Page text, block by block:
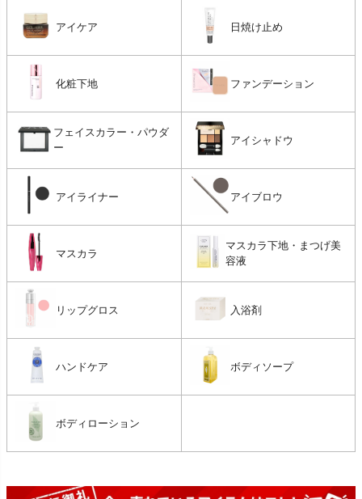
アイケア 日焼け止め
化粧下地 ファンデーション
フェイスカラー・パウダ
ー
アイシャドウ
アイライナー アイブロウ
マスカラ
マスカラ下地・まつげ美
容液
リップグロス 入浴剤
ハンドケア ボディソープ
ボディローション